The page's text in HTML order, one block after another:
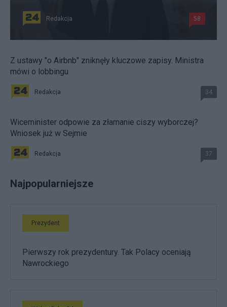
Redakcja 58
Z ustawy "o Airbnb" zniknęły kluczowe zapisy. Ministra
mówi o lobbingu
Redakcja 34
Wiceminister odpowie za złamanie ciszy wyborczej?
Wniosek już w Sejmie
Redakcja 37
Najpopularniejsze
Prezydent
Pierwszy rok prezydentury. Tak Polacy oceniają
Nawrockiego